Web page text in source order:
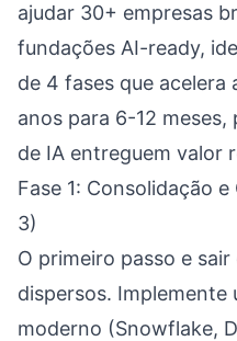
ajudar 30+ empresas
fundações AI-ready,
de 4 fases que
anos para 6-12
de IA entreguem valor
Fase 1: Consolidação
3)
O primeiro passo e
dispersos. Implemente
moderno (Snowflake,